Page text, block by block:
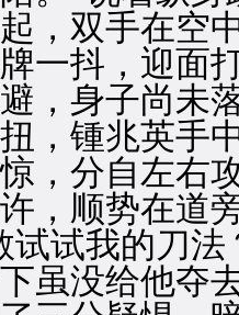
双手在空中
一抖，迎面
，身子尚未
，锺兆英手
，分自左右
，顺势在道
试试我的刀法
没给他夺去